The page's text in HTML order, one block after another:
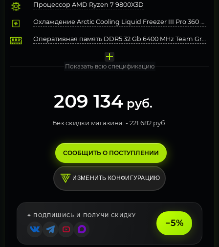
Процессор AMD Ryzen 7 9800X3D
Охлаждение Arctic Cooling Liquid Freezer III Pro 360
Оперативная память DDR5 32 Gb 6400 MHz Team Group
Показать всю спецификацию
209 134 руб.
Без скидки магазина: -221 682 руб.
СООБЩИТЬ О ПОСТУПЛЕНИИ
ИЗМЕНИТЬ КОНФИГУРАЦИЮ
✦ ПОДПИШИСЬ И ПОЛУЧИ СКИДКУ
−5%